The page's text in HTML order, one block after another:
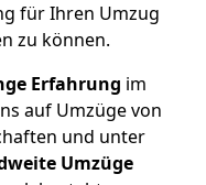
für Ihren Umzug
zu können.
Erfahrung im
auf Umzüge von
und unter
Umzüge